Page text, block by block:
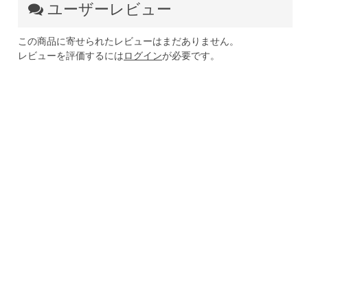
ユーザーレビュー
この商品に寄せられたレビューはまだありません。
レビューを評価するにはログインが必要です。